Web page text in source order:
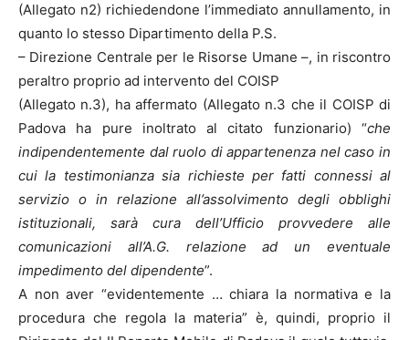
(Allegato n2) richiedendone l’immediato annullamento, in
quanto lo stesso Dipartimento della P.S.
– Direzione Centrale per le Risorse Umane –, in riscontro
peraltro proprio ad intervento del COISP
(Allegato n.3), ha affermato (Allegato n.3 che il COISP di
Padova ha pure inoltrato al citato funzionario) “che
indipendentemente dal ruolo di appartenenza nel caso in
cui la testimonianza sia richieste per fatti connessi al
servizio o in relazione all’assolvimento degli obblighi
istituzionali, sarà cura dell’Ufficio provvedere alle
comunicazioni all’A.G. relazione ad un eventuale
impedimento del dipendente”.
A non aver “evidentemente … chiara la normativa e la
procedura che regola la materia” è, quindi, proprio il